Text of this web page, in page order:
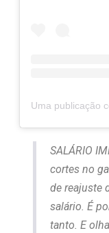
SALÁRIO
cortes no
de reajuste
salário. É
tanto. E